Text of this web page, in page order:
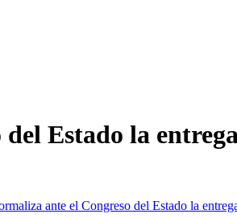
Estado la
ante el Congreso del Estado la